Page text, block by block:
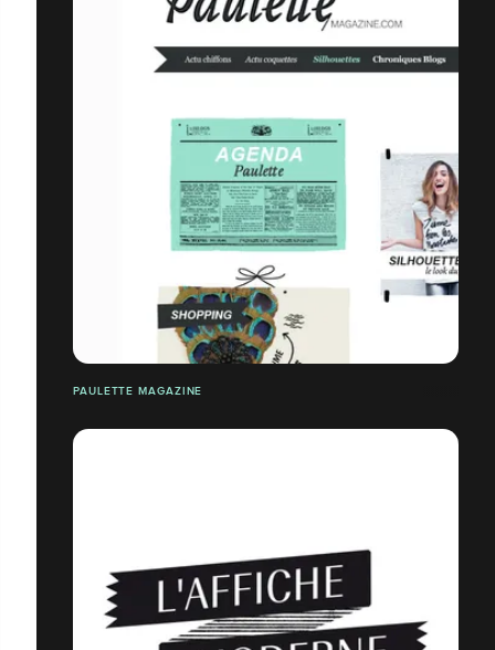
PAULETTE MAGAZINE